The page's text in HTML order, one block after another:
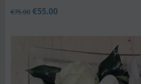
€75.00 €55.00